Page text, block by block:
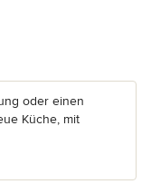
oder einen
Küche, mit